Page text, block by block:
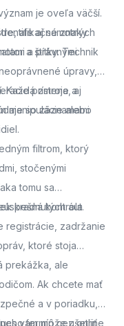
je oveľa väčší.
ale aj samotných
a právnymi
znaky
a štítky. Technik
úpravy,
Každá zmena, aj
manipulácie alebo
prístroje a
so záznamami
filtrom, ktorý
stočenými
tomu sa
kradnutých áut.
kontrola
registrácie, zadržanie
ktoré stoja
prekážka, ale
Ak chcete mať
a v poriadku,
vám môže ušetriť
termín cez online